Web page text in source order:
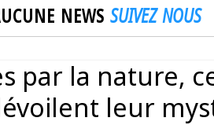
NEWS SUIVEZ NOUS
par la nature,
leur